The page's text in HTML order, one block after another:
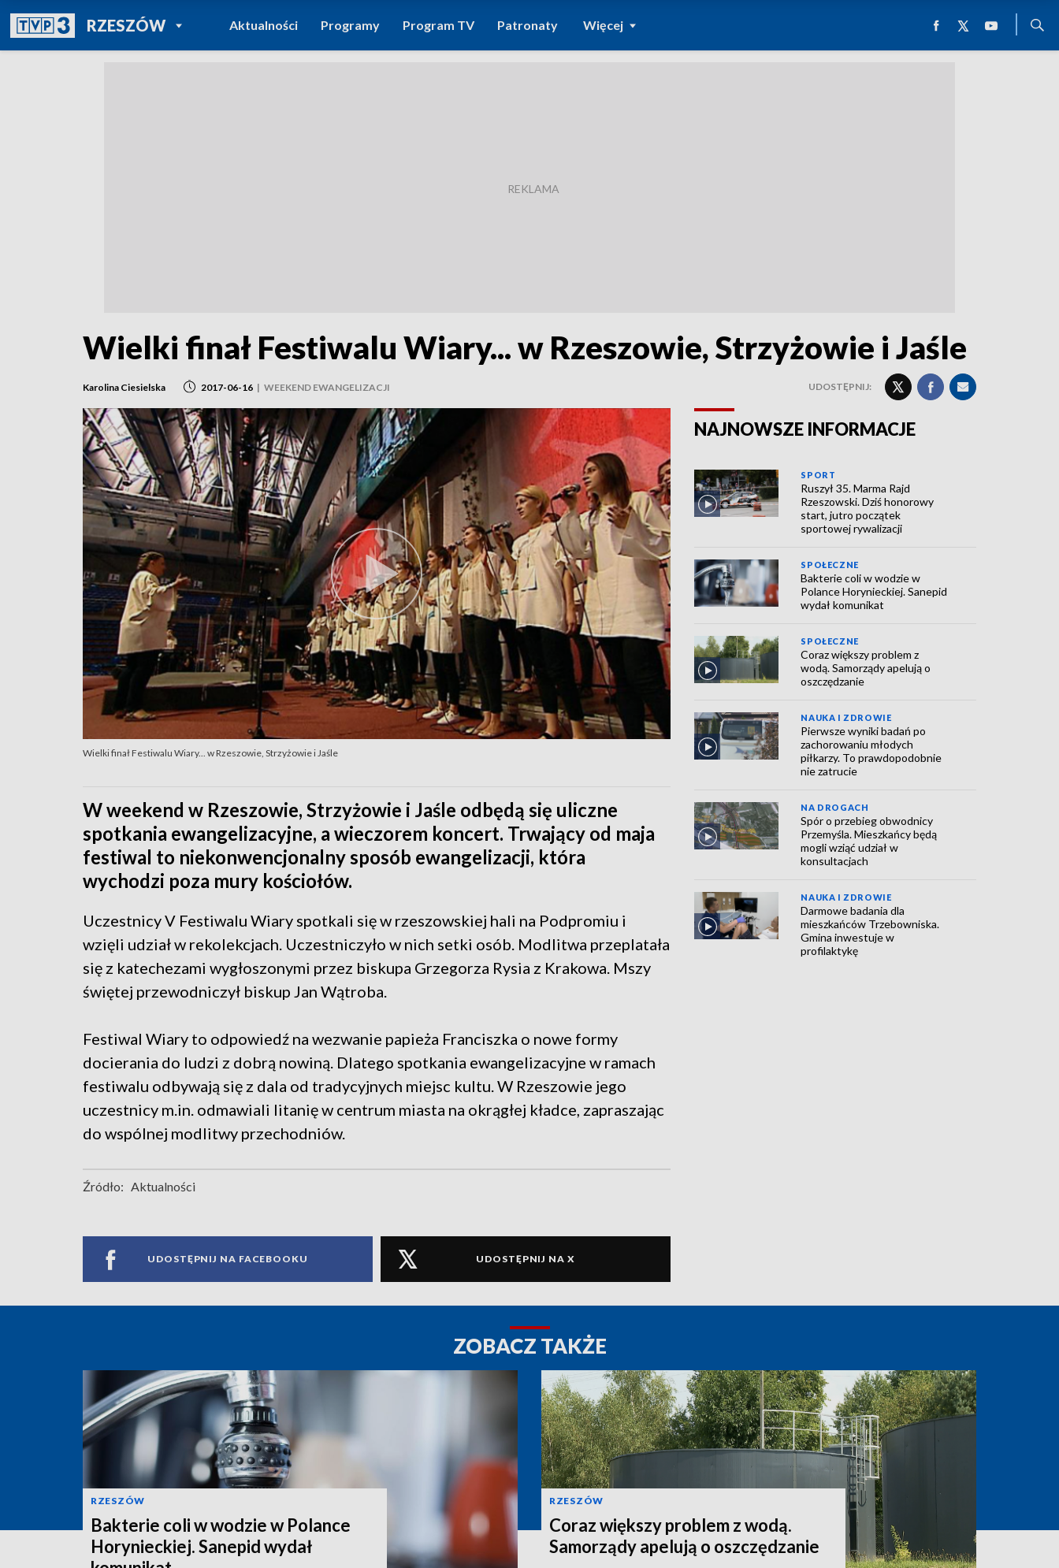
RZESZÓWPOWRÓT DO
TVP REGIONY
Aktualności Programy Program TV Patronaty Więcej
Wielki finał Festiwalu Wiary... w Rzeszowie, Strzyżowie i Jaśle
Karolina Ciesielska 2017-06-16 | WEEKEND EWANGELIZACJI UDOSTĘPNIJ:
Wielki finał Festiwalu Wiary... w Rzeszowie, Strzyżowie i Jaśle
W weekend w Rzeszowie, Strzyżowie i Jaśle odbędą się uliczne
spotkania ewangelizacyjne, a wieczorem koncert. Trwający od maja
festiwal to niekonwencjonalny sposób ewangelizacji, która
wychodzi poza mury kościołów.
Uczestnicy V Festiwalu Wiary spotkali się w rzeszowskiej hali na Podpromiu i
wzięli udział w rekolekcjach. Uczestniczyło w nich setki osób. Modlitwa przeplatała
się z katechezami wygłoszonymi przez biskupa Grzegorza Rysia z Krakowa. Mszy
świętej przewodniczył biskup Jan Wątroba.
Festiwal Wiary to odpowiedź na wezwanie papieża Franciszka o nowe formy
docierania do ludzi z dobrą nowiną. Dlatego spotkania ewangelizacyjne w ramach
festiwalu odbywają się z dala od tradycyjnych miejsc kultu. W Rzeszowie jego
uczestnicy m.in. odmawiali litanię w centrum miasta na okrągłej kładce, zapraszając
do wspólnej modlitwy przechodniów.
Źródło: Aktualności
UDOSTĘPNIJ NA FACEBOOKU UDOSTĘPNIJ NA X
NAJNOWSZE INFORMACJE
SPORT
Ruszył 35. Marma Rajd
Rzeszowski. Dziś honorowy
start, jutro początek
sportowej rywalizacji
SPOŁECZNE
Bakterie coli w wodzie w
Polance Horynieckiej. Sanepid
wydał komunikat
SPOŁECZNE
Coraz większy problem z
wodą. Samorządy apelują o
oszczędzanie
NAUKA I ZDROWIE
Pierwsze wyniki badań po
zachorowaniu młodych
piłkarzy. To prawdopodobnie
nie zatrucie
NA DROGACH
Spór o przebieg obwodnicy
Przemyśla. Mieszkańcy będą
mogli wziąć udział w
konsultacjach
NAUKA I ZDROWIE
Darmowe badania dla
mieszkańców Trzebowniska.
Gmina inwestuje w
profilaktykę
ZOBACZ TAKŻE
RZESZÓW
Bakterie coli w wodzie w Polance
Horynieckiej. Sanepid wydał
RZESZÓW
Coraz większy problem z wodą.
Samorządy apelują o oszczędzanie